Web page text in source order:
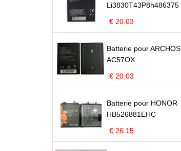
Li3830T43P8h486375
€ 20.03
Batterie pour ARCHOS
AC57OX
€ 20.03
Batterie pour HONOR
HB526881EHC
€ 26.15